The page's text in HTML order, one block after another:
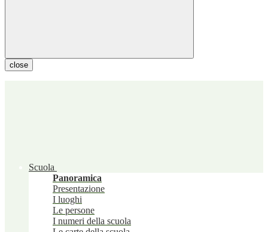
close
Scuola
Panoramica
Presentazione
I luoghi
Le persone
I numeri della scuola